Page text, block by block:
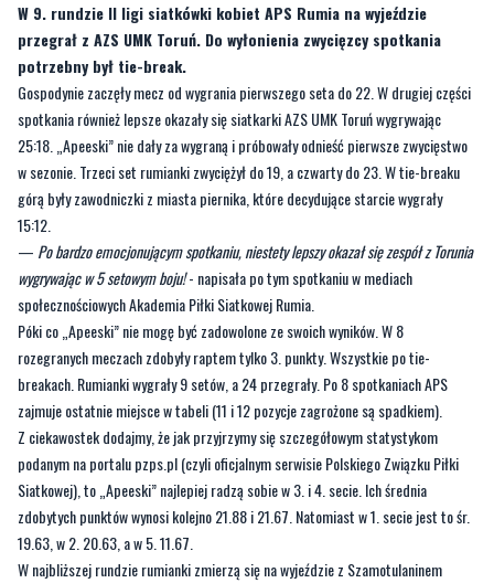
W 9. rundzie II ligi siatkówki kobiet APS Rumia na wyjeździe
przegrał z AZS UMK Toruń. Do wyłonienia zwycięzcy spotkania
potrzebny był tie-break.
Gospodynie zaczęły mecz od wygrania pierwszego seta do 22. W drugiej części
spotkania również lepsze okazały się siatkarki AZS UMK Toruń wygrywając
25:18. „Apeeski” nie dały za wygraną i próbowały odnieść pierwsze zwycięstwo
w sezonie. Trzeci set rumianki zwyciężył do 19, a czwarty do 23. W tie-breaku
górą były zawodniczki z miasta piernika, które decydujące starcie wygrały
15:12.
— Po bardzo emocjonującym spotkaniu, niestety lepszy okazał się zespół z Torunia
wygrywając w 5 setowym boju!- napisała po tym spotkaniu w mediach
społecznościowych Akademia Piłki Siatkowej Rumia.
Póki co „Apeeski” nie mogę być zadowolone ze swoich wyników. W 8
rozegranych meczach zdobyły raptem tylko 3. punkty. Wszystkie po tie-
breakach. Rumianki wygrały 9 setów, a 24 przegrały. Po 8 spotkaniach APS
zajmuje ostatnie miejsce w tabeli (11 i 12 pozycje zagrożone są spadkiem).
Z ciekawostek dodajmy, że jak przyjrzymy się szczegółowym statystykom
podanym na portalu pzps.pl (czyli oficjalnym serwisie Polskiego Związku Piłki
Siatkowej), to „Apeeski” najlepiej radzą sobie w 3. i 4. secie. Ich średnia
zdobytych punktów wynosi kolejno 21.88 i 21.67. Natomiast w 1. secie jest to śr.
19.63, w 2. 20.63, a w 5. 11.67.
W najbliższej rundzie rumianki zmierzą się na wyjeździe z Szamotulaninem